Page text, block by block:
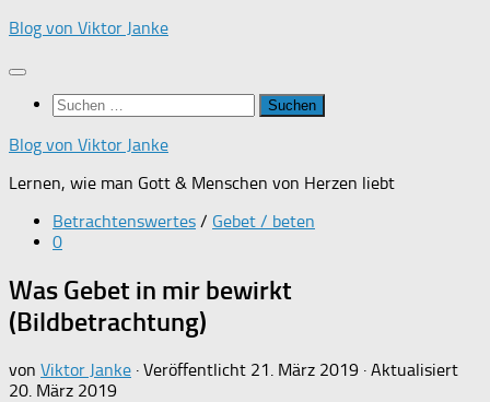
Zum
springen
Blog von Viktor Janke
Suchen
nach:
Blog von Viktor Janke
Lernen, wie man Gott & Menschen von Herzen liebt
Betrachtenswertes / Gebet / beten
0
Was Gebet in mir bewirkt
(Bildbetrachtung)
von Viktor Janke · Veröffentlicht 21. März 2019 · Aktualisiert
20. März 2019